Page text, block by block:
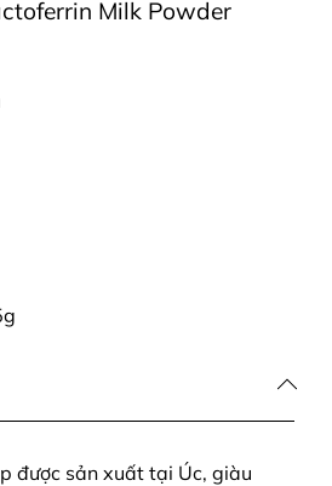
Milk Powder
được sản xuất tại Úc, giàu